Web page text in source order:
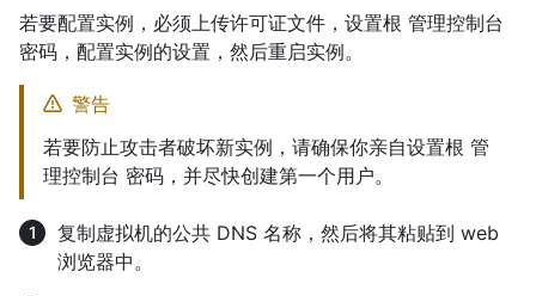
若要配置实例，必须上传许可证文件，设置根 管理控制台
密码，配置实例的设置，然后重启实例。
警告
若要防止攻击者破坏新实例，请确保你亲自设置根 管
理控制台 密码，并尽快创建第一个用户。
复制虚拟机的公共 DNS 名称，然后将其粘贴到 web
浏览器中。